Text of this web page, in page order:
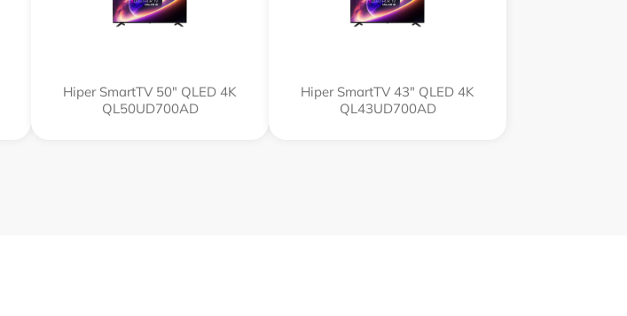
Hiper SmartTV 50" QLED 4K
QL50UD700AD
Hiper SmartTV 43" QLED 4K
QL43UD700AD